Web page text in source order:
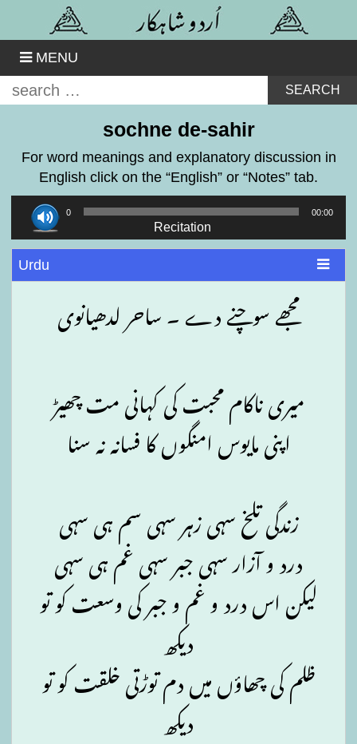
contentMENU
Search
for:
sochne de-sahir
For word meanings and explanatory discussion in
English click on the “English” or “Notes” tab.
Audio
Player
00:00 00:00
Recitation
Urdu
مجھے سوچنے دے ۔ ساحر لدھیانوی
میری ناکام محبت کی کہانی مت چھیڑ
اپنی مایوس امنگوں کا فسانہ نہ سنا
زندگی تلخ سہی زہر سہی سم ہی سہی
درد و آزار سہی جبر سہی غم ہی سہی
لیکن اس درد و غم و جبر کی وسعت کو تو
دیکھ
ظلم کی چھاؤں میں دم توڑتی خلقت کو تو
دیکھ